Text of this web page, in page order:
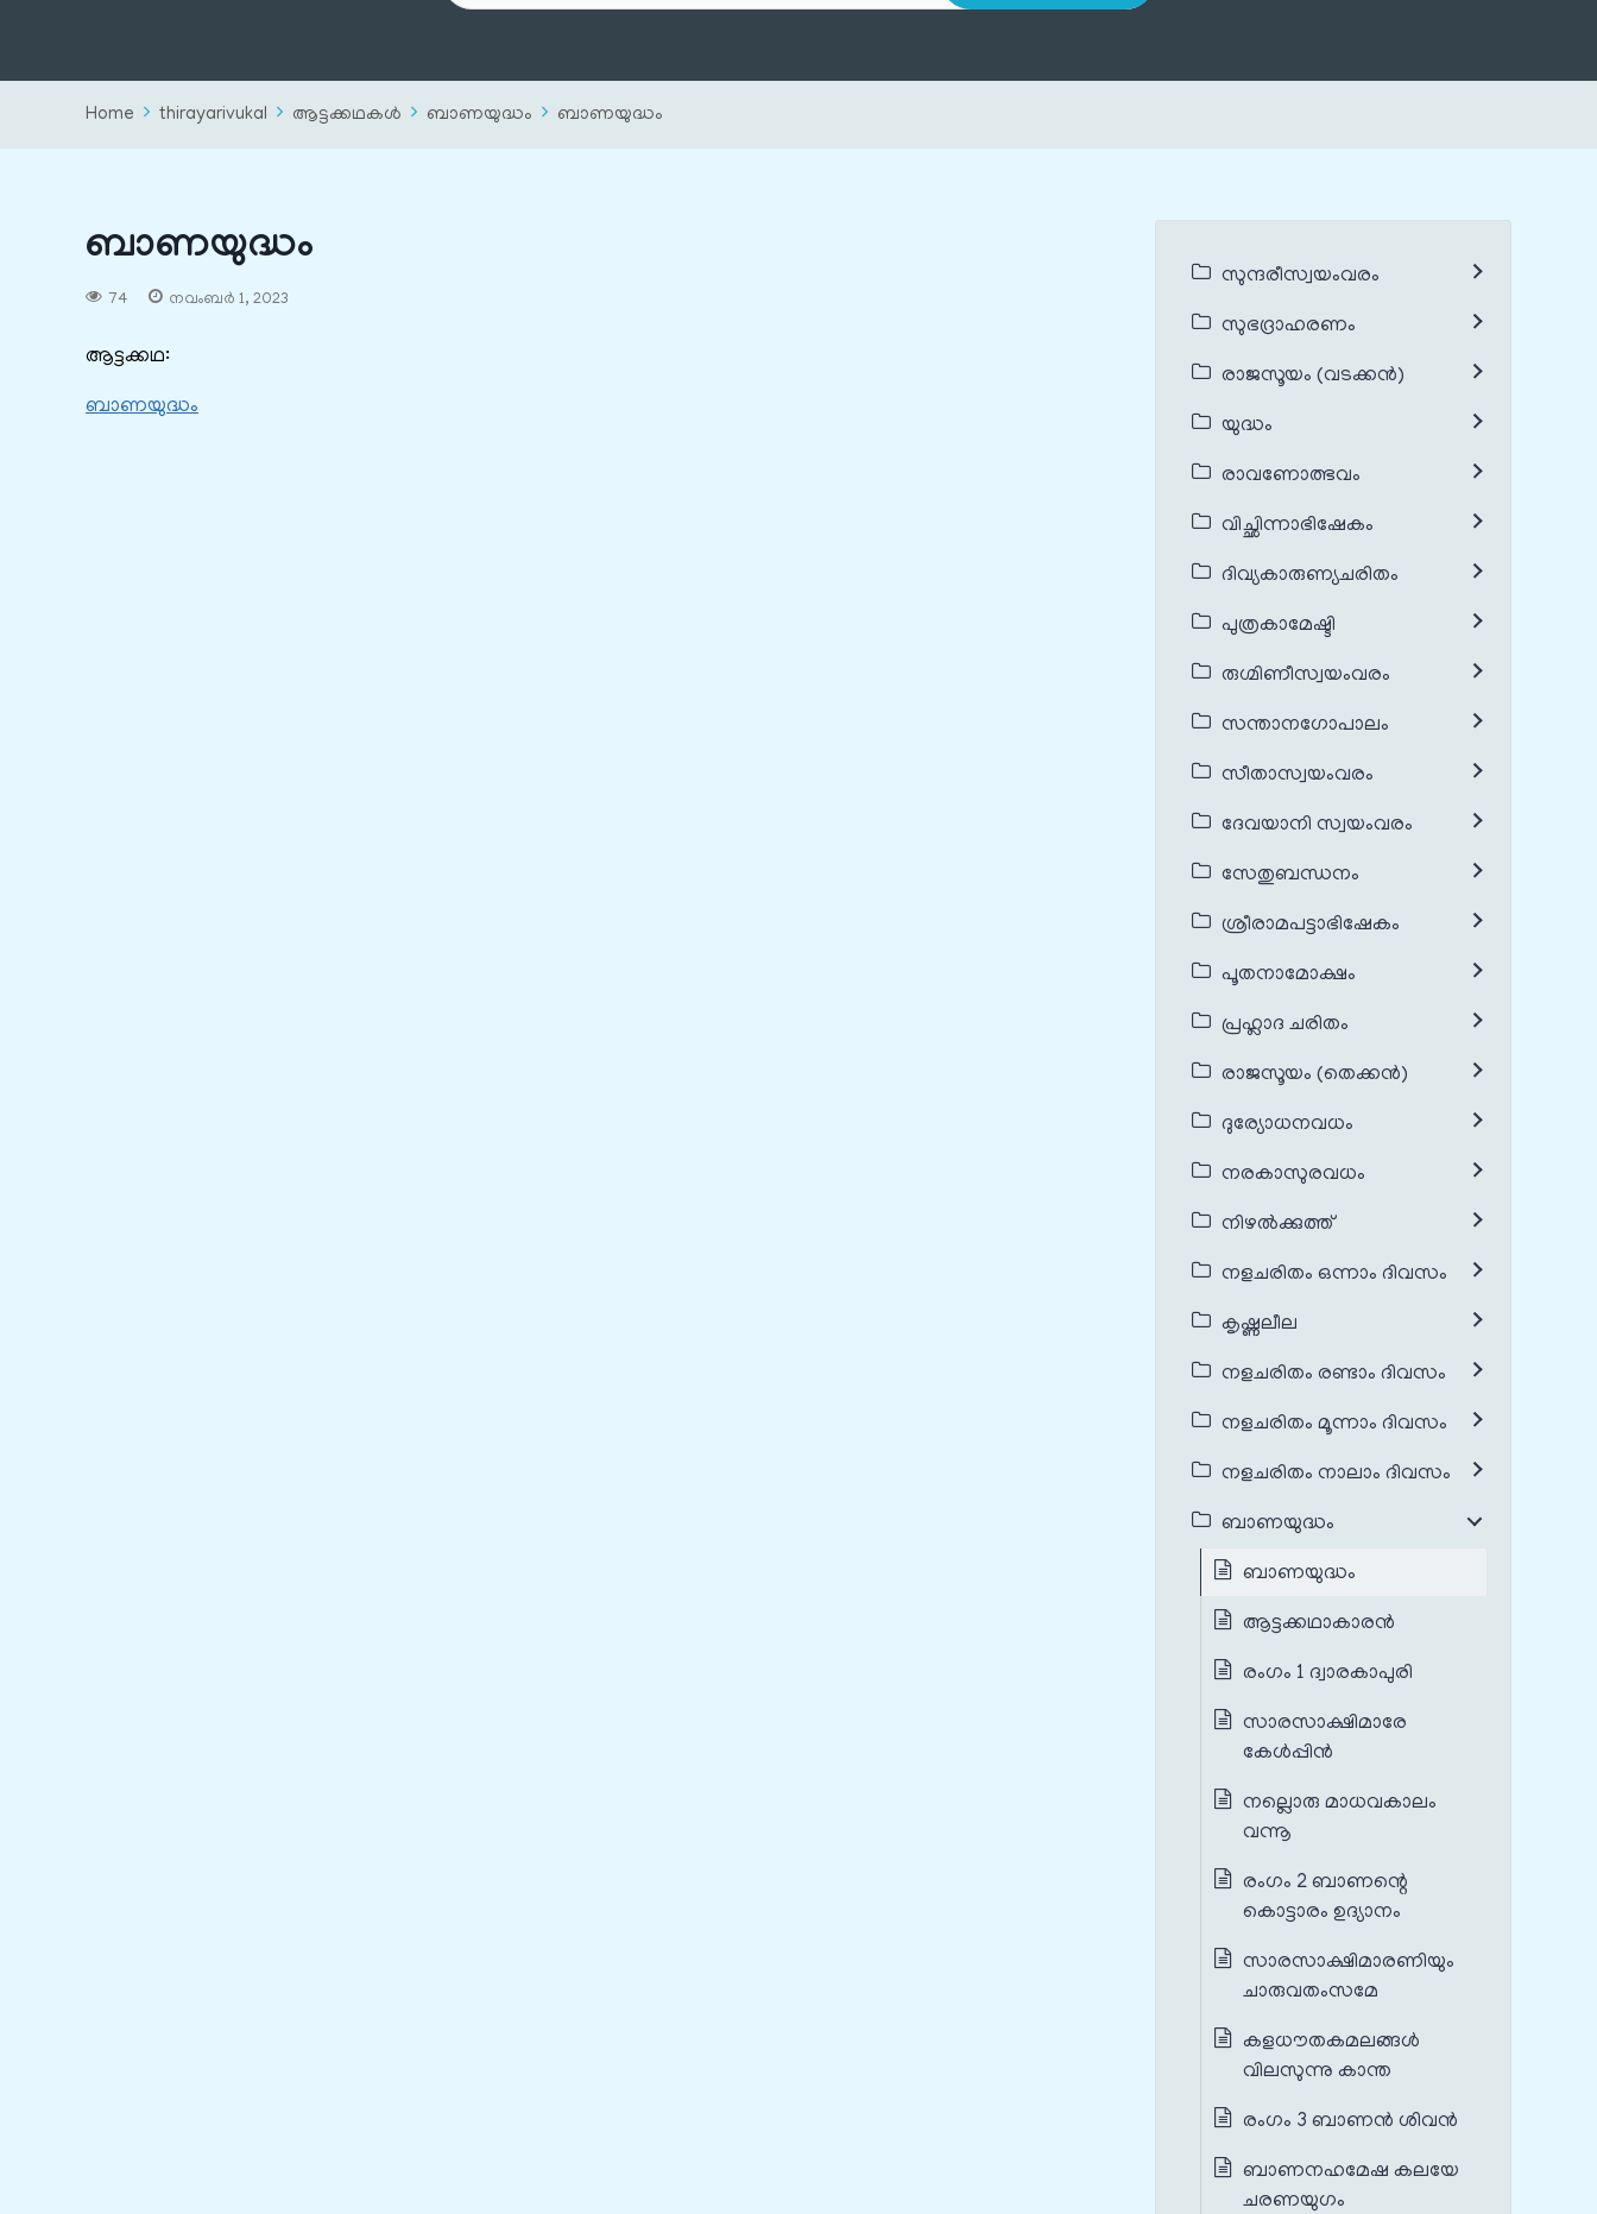
Home thirayarivukal ആട്ടക്കഥകൾ ബാണയുദ്ധം ബാണയുദ്ധം
ബാണയുദ്ധം
74 നവംബർ 1, 2023
ആട്ടക്കഥ:
ബാണയുദ്ധം
സുന്ദരീസ്വയംവരം
സുഭദ്രാഹരണം
രാജസൂയം (വടക്കൻ)
യുദ്ധം
രാവണോത്ഭവം
വിച്ഛിന്നാഭിഷേകം
ദിവ്യകാരുണ്യചരിതം
പുത്രകാമേഷ്ടി
രുഗ്മിണീസ്വയംവരം
സന്താനഗോപാലം
സീതാസ്വയംവരം
ദേവയാനി സ്വയംവരം
സേതുബന്ധനം
ശ്രീരാമപട്ടാഭിഷേകം
പൂതനാമോക്ഷം
പ്രഹ്ലാദ ചരിതം
രാജസൂയം (തെക്കൻ)
ദുര്യോധനവധം
നരകാസുരവധം
നിഴൽക്കുത്ത്
നളചരിതം ഒന്നാം ദിവസം
കൃഷ്ണലീല
നളചരിതം രണ്ടാം ദിവസം
നളചരിതം മൂന്നാം ദിവസം
നളചരിതം നാലാം ദിവസം
ബാണയുദ്ധം
ബാണയുദ്ധം
ആട്ടക്കഥാകാരൻ
രംഗം 1 ദ്വാരകാപുരി
സാരസാക്ഷിമാരേ
കേൾപ്പിൻ
നല്ലൊരു മാധവകാലം
വന്നൂ
രംഗം 2 ബാണന്റെ
കൊട്ടാരം ഉദ്യാനം
സാരസാക്ഷിമാരണിയും
ചാരുവതംസമേ
കളധൗതകമലങ്ങൾ
വിലസുന്നു കാന്ത
രംഗം 3 ബാണൻ ശിവൻ
ബാണനഹമേഷ കലയേ
ചരണയുഗം